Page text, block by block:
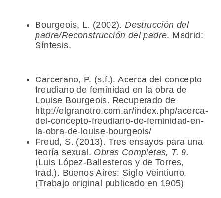
Bourgeois, L. (2002).Destrucción del
padre/Reconstrucción del padre. Madrid:
Síntesis.
Carcerano, P. (s.f.). Acerca del concepto
freudiano de feminidad en la obra de
Louise Bourgeois. Recuperado de
http://elgranotro.com.ar/index.php/acerca-
del-concepto-freudiano-de-feminidad-en-
la-obra-de-louise-bourgeois/
Freud, S. (2013). Tres ensayos para una
teoría sexual. Obras Completas, T. 9.
(Luis López-Ballesteros y de Torres,
trad.). Buenos Aires: Siglo Veintiuno.
(Trabajo original publicado en 1905)